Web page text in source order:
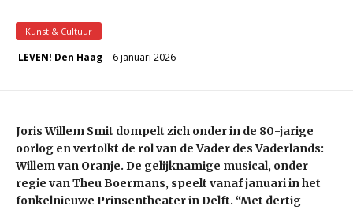
Kunst & Cultuur
LEVEN! Den Haag 6 januari 2026
Joris Willem Smit dompelt zich onder in de 80-jarige
oorlog en vertolkt de rol van de Vader des Vaderlands:
Willem van Oranje. De gelijknamige musical, onder
regie van Theu Boermans, speelt vanaf januari in het
fonkelnieuwe Prinsentheater in Delft. “Met dertig